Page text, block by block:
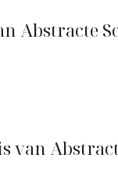
Abstracte
van